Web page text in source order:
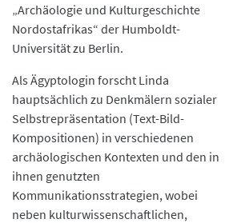
„Archäologie und Kulturgeschichte
Nordostafrikas“ der Humboldt-
Universität zu Berlin.
Als Ägyptologin forscht Linda
hauptsächlich zu Denkmälern sozialer
Selbstrepräsentation (Text-Bild-
Kompositionen) in verschiedenen
archäologischen Kontexten und den in
ihnen genutzten
Kommunikationsstrategien, wobei
neben kulturwissenschaftlichen,